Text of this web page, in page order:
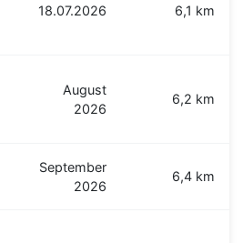
18.07.2026 6,1 km
August
2026
6,2 km
September
2026
6,4 km